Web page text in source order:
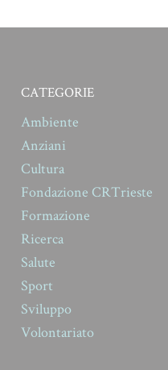
CATEGORIE
Ambiente
Anziani
Cultura
Fondazione CRTrieste
Formazione
Ricerca
Salute
Sport
Sviluppo
Volontariato